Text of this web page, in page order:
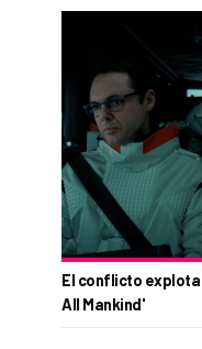
El conflicto explota
All Mankind'